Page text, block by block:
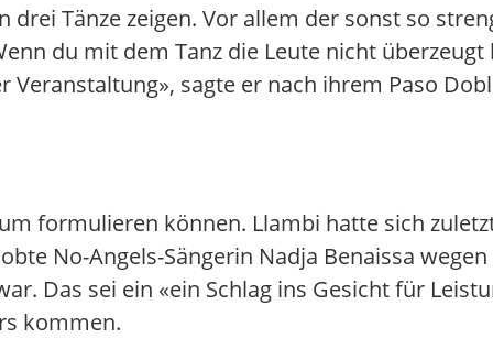
Tänze zeigen. Vor allem der sonst so
du mit dem Tanz die Leute nicht
sagte er nach ihrem Paso
formulieren können. Llambi hatte sich
No-Angels-Sängerin Nadja Benaissa
Das sei ein «ein Schlag ins Gesicht für
kommen.